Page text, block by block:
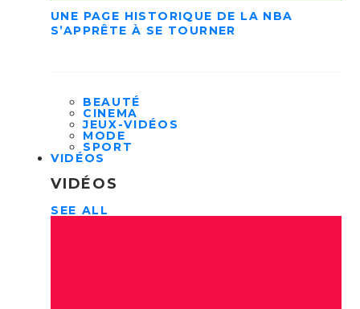
UNE PAGE HISTORIQUE DE LA NBA
S’APPRÊTE À SE TOURNER
BEAUTÉ
CINEMA
JEUX-VIDÉOS
MODE
SPORT
VIDÉOS
VIDÉOS
SEE ALL